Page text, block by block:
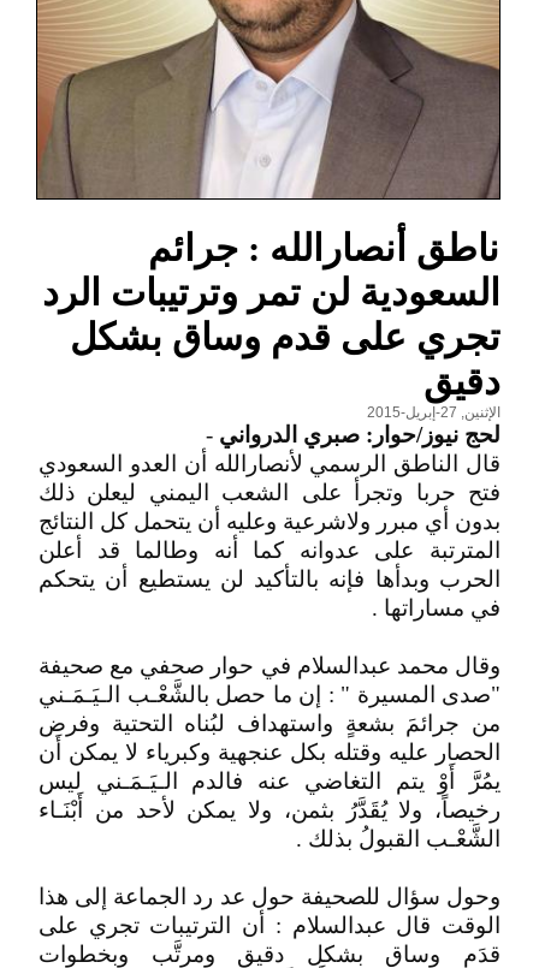
ناطق أنصارالله : جرائم
السعودية لن تمر وترتيبات الرد
تجري على قدم وساق بشكل
دقيق
الإثنين, 27-إبريل-2015
لحج نيوز/حوار: صبري الدرواني -
قال الناطق الرسمي لأنصارالله أن العدو السعودي
فتح حربا وتجرأ على الشعب اليمني ليعلن ذلك
بدون أي مبرر ولاشرعية وعليه أن يتحمل كل النتائج
المترتبة على عدوانه كما أنه وطالما قد أعلن
الحرب وبدأها فإنه بالتأكيد لن يستطيع أن يتحكم
في مساراتها .
وقال محمد عبدالسلام في حوار صحفي مع صحيفة
"صدى المسيرة " : إن ما حصل بالشَّعْـب الـيَـمَـني
من جرائمَ بشعةٍ واستهداف لبُناه التحتية وفرض
الحصار عليه وقتله بكل عنجهية وكبرياء لا يمكن أَن
يمُرَّ أَوْ يتم التغاضي عنه فالدم الـيَـمَـني ليس
رخيصاً، ولا يُقَدَّرُ بثمن، ولا يمكن لأحد من أَبْنَـاء
الشَّعْـب القبولُ بذلك .
وحول سؤال للصحيفة حول عد رد الجماعة إلى هذا
الوقت قال عبدالسلام : أن الترتيبات تجري على
قدَم وساق بشكل دقيق ومرتَّب وبخطوات